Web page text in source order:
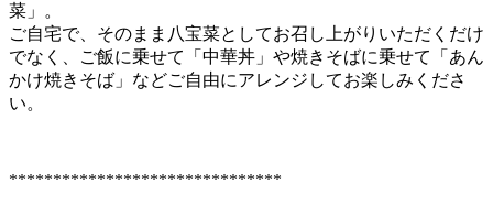
菜」。
ご自宅で、そのまま八宝菜としてお召し上がりいただくだけ
でなく、ご飯に乗せて「中華丼」や焼きそばに乗せて「あん
かけ焼きそば」などご自由にアレンジしてお楽しみくださ
い。
*******************************